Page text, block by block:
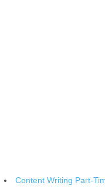
Content Writing Part-